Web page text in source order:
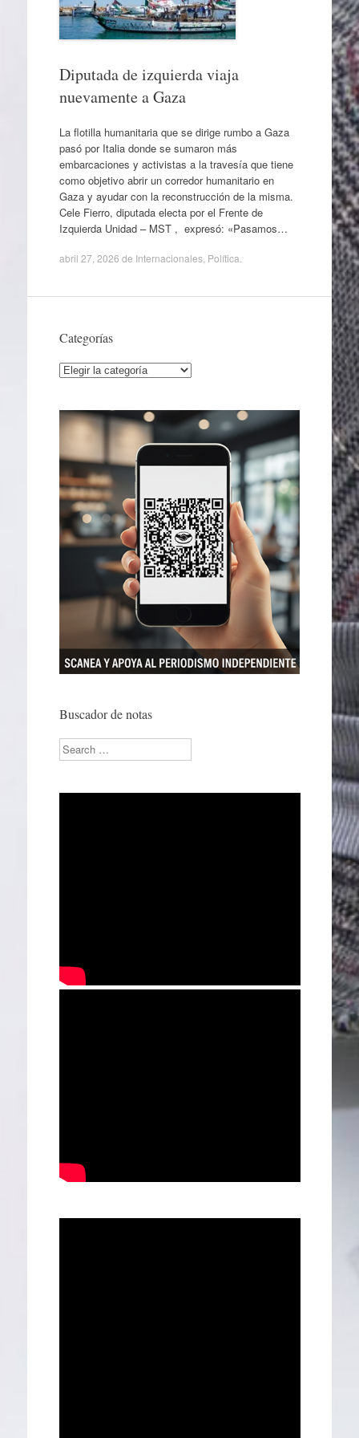
Diputada de izquierda viaja
nuevamente a Gaza
La flotilla humanitaria que se dirige rumbo a Gaza
pasó por Italia donde se sumaron más
embarcaciones y activistas a la travesía que tiene
como objetivo abrir un corredor humanitario en
Gaza y ayudar con la reconstrucción de la misma.
Cele Fierro, diputada electa por el Frente de
Izquierda Unidad – MST , expresó: «Pasamos…
abril 27, 2026 de Internacionales, Política
Categorías
Categorías
Buscador de notas
Search